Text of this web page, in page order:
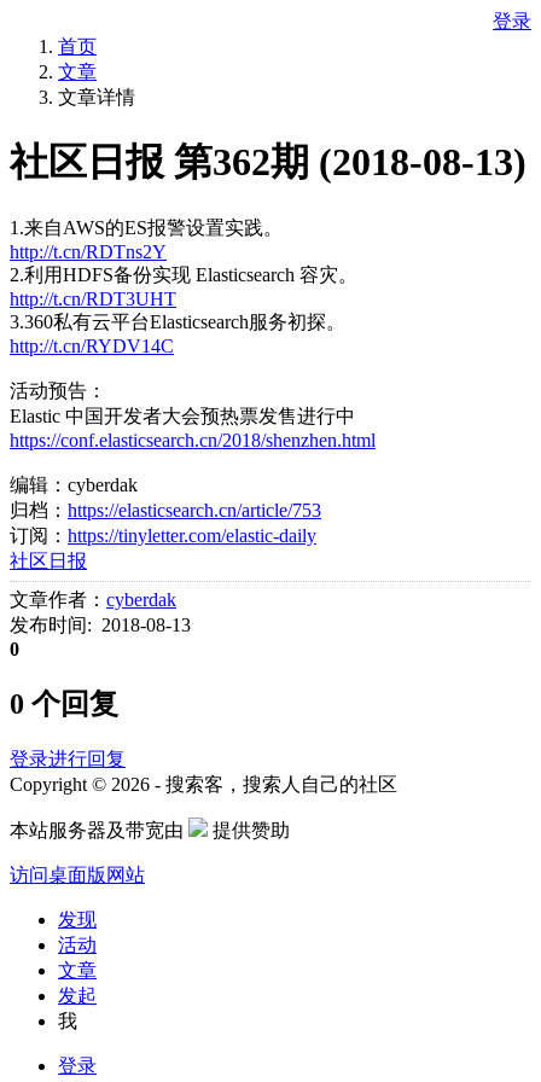
登录
首页
文章
文章详情
社区日报 第362期 (2018-08-13)
1.来自AWS的ES报警设置实践。
http://t.cn/RDTns2Y
2.利用HDFS备份实现 Elasticsearch 容灾。
http://t.cn/RDT3UHT
3.360私有云平台Elasticsearch服务初探。
http://t.cn/RYDV14C
活动预告：
Elastic 中国开发者大会预热票发售进行中
https://conf.elasticsearch.cn/2018/shenzhen.html
编辑：cyberdak
归档： https://elasticsearch.cn/article/753
订阅： https://tinyletter.com/elastic-daily
社区日报
文章作者： cyberdak
发布时间: 2018-08-13
0
0 个回复
登录进行回复
Copyright © 2026 - 搜索客，搜索人自己的社区
本站服务器及带宽由 提供赞助
访问桌面版网站
发现
活动
文章
发起
我
登录